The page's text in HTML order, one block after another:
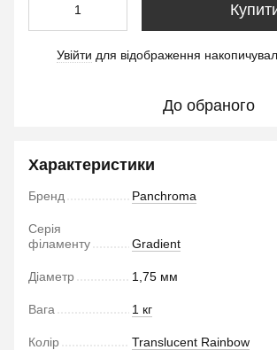
Увійти для відображення
До обраного
Характеристики
Бренд Panchroma
Серія
філаменту
Gradient
Діаметр 1,75 мм
Вага 1 кг
Колір Translucent Rainbow